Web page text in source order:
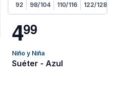
92 98/104 110/116 122/128
499
Niño y Niña
Suéter - Azul